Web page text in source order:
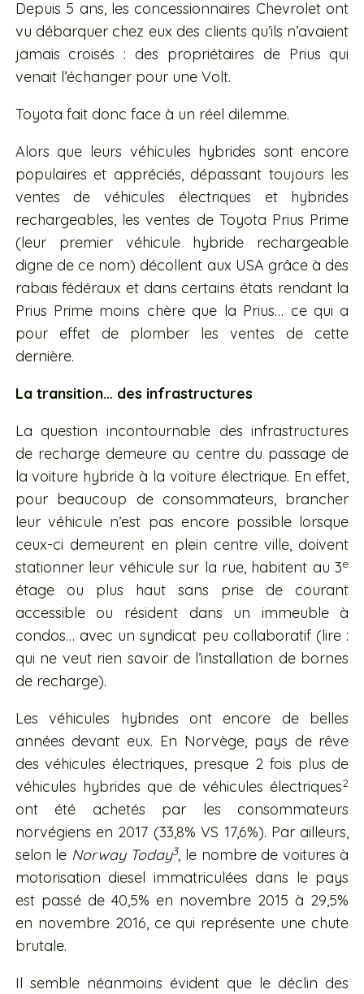
Depuis 5 ans, les concessionnaires Chevrolet ont
vu débarquer chez eux des clients qu’ils n’avaient
jamais croisés : des propriétaires de Prius qui
venait l’échanger pour une Volt.
Toyota fait donc face à un réel dilemme.
Alors que leurs véhicules hybrides sont encore
populaires et appréciés, dépassant toujours les
ventes de véhicules électriques et hybrides
rechargeables, les ventes de Toyota Prius Prime
(leur premier véhicule hybride rechargeable
digne de ce nom) décollent aux USA grâce à des
rabais fédéraux et dans certains états rendant la
Prius Prime moins chère que la Prius… ce qui a
pour effet de plomber les ventes de cette
dernière.
La transition… des infrastructures
La question incontournable des infrastructures
de recharge demeure au centre du passage de
la voiture hybride à la voiture électrique. En effet,
pour beaucoup de consommateurs, brancher
leur véhicule n’est pas encore possible lorsque
ceux-ci demeurent en plein centre ville, doivent
stationner leur véhicule sur la rue, habitent au 3e
étage ou plus haut sans prise de courant
accessible ou résident dans un immeuble à
condos… avec un syndicat peu collaboratif (lire :
qui ne veut rien savoir de l’installation de bornes
de recharge).
Les véhicules hybrides ont encore de belles
années devant eux. En Norvège, pays de rêve
des véhicules électriques, presque 2 fois plus de
véhicules hybrides que de véhicules électriques2
ont été achetés par les consommateurs
norvégiens en 2017 (33,8% VS 17,6%). Par ailleurs,
selon le Norway Today3, le nombre de voitures à
motorisation diesel immatriculées dans le pays
est passé de 40,5% en novembre 2015 à 29,5%
en novembre 2016, ce qui représente une chute
brutale.
Il semble néanmoins évident que le déclin des